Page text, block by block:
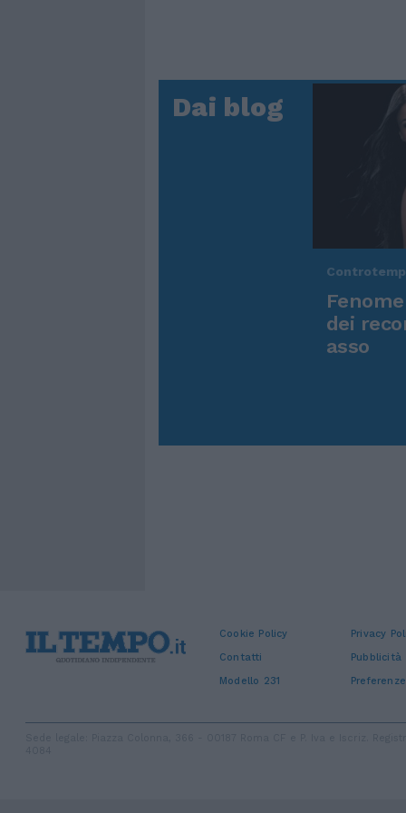
Dai blog
dei
asso
Cookie Policy
Privacy
Contatti
Pubblicità
Modello 231